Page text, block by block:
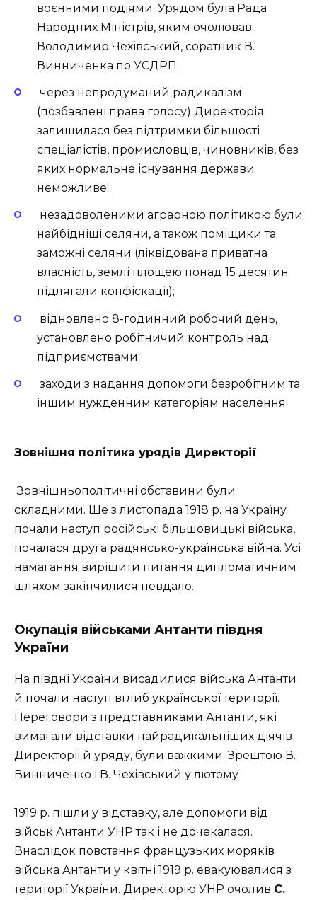
воєнними подіями. Урядом була Рада
Народних Міністрів, яким очолював
Володимир Чехівський, соратник В.
Винниченка по УСДРП;
через непродуманий радикалізм
(позбавлені права голосу) Директорія
залишилася без підтримки більшості
спеціалістів, промисловців, чиновників, без
яких нормальне існування держави
неможливе;
незадоволеними аграрною політикою були
найбідніші селяни, а також поміщики та
заможні селяни (ліквідована приватна
власність, землі площею понад 15 десятин
підлягали конфіскації);
відновлено 8-годинний робочий день,
установлено робітничий контроль над
підприємствами;
заходи з надання допомоги безробітним та
іншим нужденним категоріям населення.
Зовнішня політика урядів Директорії
Зовнішньополітичні обставини були
складними. Ще з листопада 1918 р. на Україну
почали наступ російські більшовицькі війська,
почалася друга радянсько-українська війна. Усі
намагання вирішити питання дипломатичним
шляхом закінчилися невдало.
Окупація військами Антанти півдня
України
На півдні України висадилися війська Антанти
й почали наступ вглиб української території.
Переговори з представниками Антанти, які
вимагали відставки найрадикальніших діячів
Директорії й уряду, були важкими. Зрештою В.
Винниченко і В. Чехівський у лютому
1919 р. пішли у відставку, але допомоги від
військ Антанти УНР так і не дочекалася.
Внаслідок повстання французьких моряків
війська Антанти у квітні 1919 р. евакуювалися з
території України. Директорію УНР очолив С.